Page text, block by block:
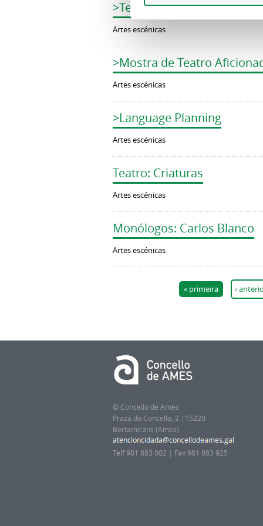
>Teatro: Todos os camiños
Artes escénicas
>Mostra de Teatro
Artes escénicas
>Language Planning
Artes escénicas
Teatro: Criaturas
Artes escénicas
Monólogos: Carlos Blanco
Artes escénicas
« primeira ‹
© Concello de Ames
Praza do Concello, 2 |15220
Bertamiráns (Ames)
Telf 981 883 002 | Fax 981 883 925